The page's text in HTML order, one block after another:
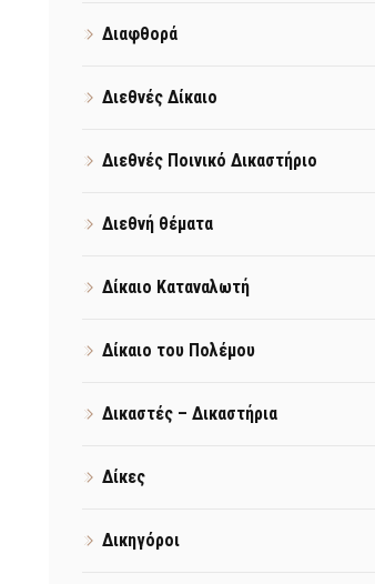
Διαφθορά
Διεθνές Δίκαιο
Διεθνές Ποινικό Δικαστήριο
Διεθνή θέματα
Δίκαιο Καταναλωτή
Δίκαιο του Πολέμου
Δικαστές – Δικαστήρια
Δίκες
Δικηγόροι